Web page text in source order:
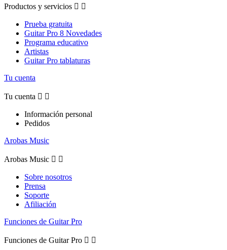
Productos y servicios  
Prueba gratuita
Guitar Pro 8 Novedades
Programa educativo
Artistas
Guitar Pro tablaturas
Tu cuenta
Tu cuenta  
Información personal
Pedidos
Arobas Music
Arobas Music  
Sobre nosotros
Prensa
Soporte
Afiliación
Funciones de Guitar Pro
Funciones de Guitar Pro  